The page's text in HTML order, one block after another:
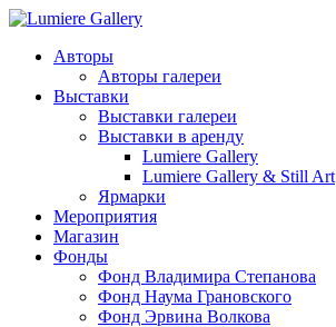
Авторы
Авторы галереи
Выставки
Выставки галереи
Выставки в аренду
Lumiere Gallery
Lumiere Gallery & Still Art
Ярмарки
Мероприятия
Магазин
Фонды
Фонд Владимира Степанова
Фонд Наума Грановского
Фонд Эрвина Волкова